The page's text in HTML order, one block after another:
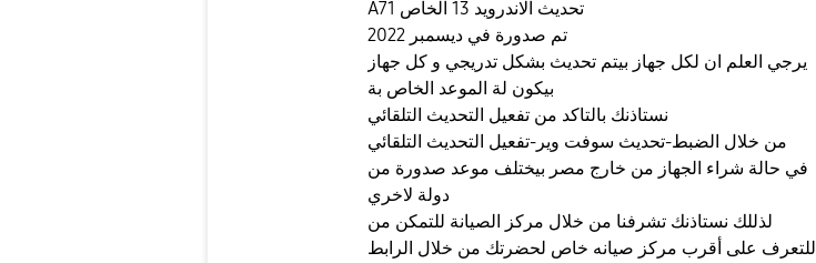
تم صدورة في ديسمبر 2022
يرجي العلم ان لكل جهاز بيتم تحديث بشكل تدريجي و كل جهاز
بيكون لة الموعد الخاص بة
نستاذنك بالتاكد من تفعيل التحديث التلقائي
من خلال الضبط-تحديث سوفت وير-تفعيل التحديث التلقائي
في حالة شراء الجهاز من خارج مصر بيختلف موعد صدورة من
للتعرف على أقرب مركز صيانه خاص لحضرتك من خلال الرابط